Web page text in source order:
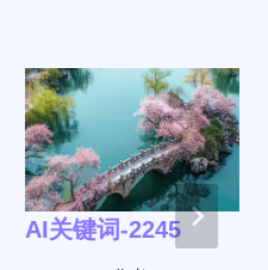
AI关键词-2245